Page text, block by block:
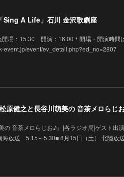
Sing A Life」石川 金沢歌劇座
場：15:30 開演：16:00＊開場・開演時間
event.jp/event/ev_detail.php?ed_no=2807
原健之と長谷川萌美の 音茶メロらじお
の 音茶メロらじお♪』[各ラジオ局]ゲスト出
海放送 5:15～5:30■ 8月15日（土） 北陸